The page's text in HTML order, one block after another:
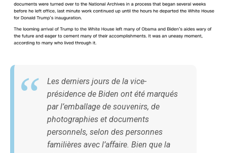
Les derniers jours de la vice-
présidence de Biden ont été marqués
par l’emballage de souvenirs, de
photographies et documents
personnels, selon des personnes
familières avec l’affaire. Bien que la